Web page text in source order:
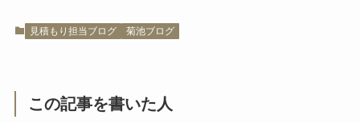
見積もり担当ブログ 菊池ブログ
この記事を書いた人